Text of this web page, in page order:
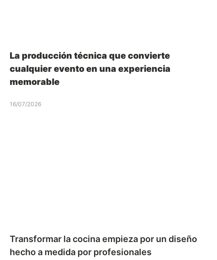
La producción técnica que convierte
cualquier evento en una experiencia
memorable
16/07/2026
Transformar la cocina empieza por un diseño
hecho a medida por profesionales